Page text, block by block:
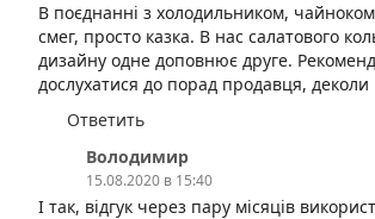
В поєднанні з холодильником,
смег, просто казка. В нас салатового
дизайну одне доповнює друге.
дослухатися до порад продавця, деколи
Ответить
Володимир
15.08.2020 в 15:40
І так, відгук через пару місяців